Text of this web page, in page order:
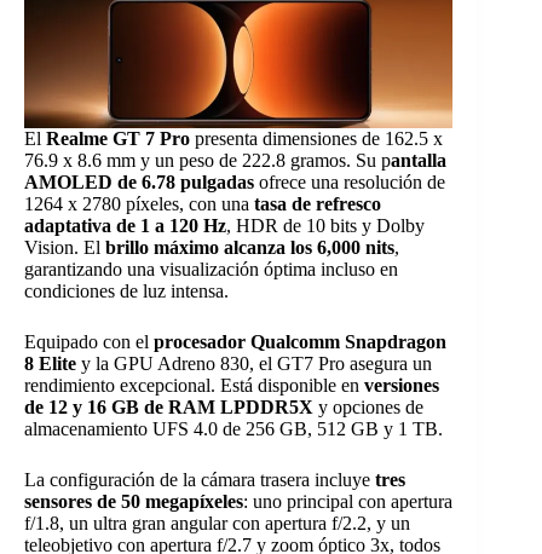
El Realme GT 7 Pro presenta dimensiones de 162.5 x
76.9 x 8.6 mm y un peso de 222.8 gramos. Su pantalla
AMOLED de 6.78 pulgadas ofrece una resolución de
1264 x 2780 píxeles, con una tasa de refresco
adaptativa de 1 a 120 Hz, HDR de 10 bits y Dolby
Vision. El brillo máximo alcanza los 6,000 nits,
garantizando una visualización óptima incluso en
condiciones de luz intensa.
Equipado con el procesador Qualcomm Snapdragon
8 Elite y la GPU Adreno 830, el GT7 Pro asegura un
rendimiento excepcional. Está disponible en versiones
de 12 y 16 GB de RAM LPDDR5X y opciones de
almacenamiento UFS 4.0 de 256 GB, 512 GB y 1 TB.
La configuración de la cámara trasera incluye tres
sensores de 50 megapíxeles: uno principal con apertura
f/1.8, un ultra gran angular con apertura f/2.2, y un
teleobjetivo con apertura f/2.7 y zoom óptico 3x, todos